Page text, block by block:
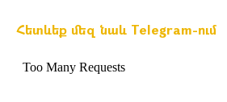
Հետևեք մեզ նաև Telegram-ում